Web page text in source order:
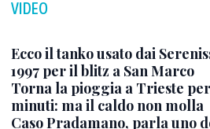
VIDEO
Ecco il tanko usato dai
1997 per il blitz a San Marco
Torna la pioggia a Trieste
minuti: ma il caldo non molla
Caso Pradamano, parla uno